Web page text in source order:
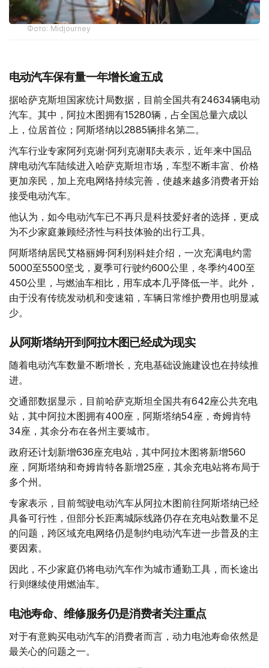
Фото: Midjourney
电动汽车保有量一年增长逾五成
据哈萨克斯坦国家统计局数据，目前全国共有24634辆电动
汽车。其中，阿拉木图拥有15280辆，占全国总量六成以
上，位居首位；阿斯塔纳以2885辆排名第二。
汽车行业专家阿列克谢·阿列克谢耶夫表示，近年来中国品
牌电动汽车陆续进入哈萨克斯坦市场，车型不断丰富、价格
更加亲民，加上充电网络持续完善，使越来越多消费者开始
接受电动汽车。
他认为，如今电动汽车已不再只是科技爱好者的选择，更成
为不少家庭兼顾经济性与科技体验的出行工具。
阿斯塔纳居民艾格丽姆·阿利别科娃介绍，一次充满电约需
5000至5500坚戈，夏季可行驶约600公里，冬季约400至
450公里，与燃油车相比，用车成本几乎降低一半。此外，
由于没有传统发动机和变速箱，车辆日常维护费用也明显减
少。
从阿斯塔纳开到阿拉木图已经成为现实
随着电动汽车数量不断增长，充电基础设施建设也在持续推
进。
交通部数据显示，目前哈萨克斯坦全国共有642座公共充电
站，其中阿拉木图拥有400座，阿斯塔纳54座，奇姆肯特
34座，其余分布在各州主要城市。
政府还计划新增636座充电站，其中阿拉木图将新增560
座，阿斯塔纳和奇姆肯特各新增25座，其余充电站将布局于
多个州。
专家表示，目前驾驶电动汽车从阿拉木图前往阿斯塔纳已经
具备可行性，但部分长距离城际线路仍存在充电站数量不足
的问题，跨区域充电网络仍是制约电动汽车进一步普及的主
要因素。
因此，不少家庭仍将电动汽车作为城市通勤工具，而长途出
行则继续使用燃油车。
电池寿命、维修服务仍是消费者关注重点
对于有意购买电动汽车的消费者而言，动力电池寿命依然是
最关心的问题之一。